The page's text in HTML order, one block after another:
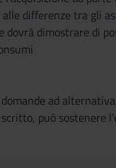
differenze tra gli
dovrà dimostrare di
ad
può sostenere